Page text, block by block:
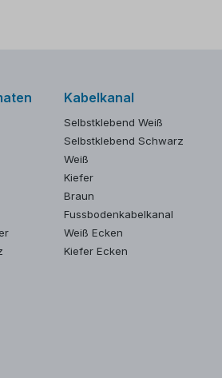
Kabelkanal
Selbstklebend Weiß
Selbstklebend Schwarz
Weiß
Kiefer
Braun
Fussbodenkabelkanal
Weiß Ecken
Kiefer Ecken